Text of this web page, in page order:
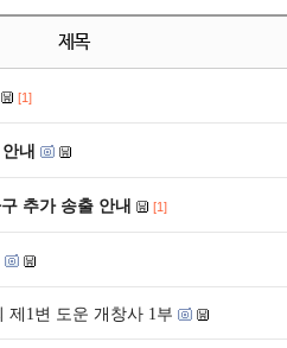
제목
[1]
내
추가 송출 안내 [1]
제1변 도운 개창사 1부